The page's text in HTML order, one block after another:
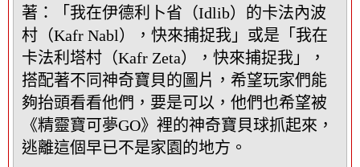
著：「我在伊德利卜省（Idlib）的卡法內波
村（Kafr Nabl），快來捕捉我」或是「我在
卡法利塔村（Kafr Zeta），快來捕捉我」，
搭配著不同神奇寶貝的圖片，希望玩家們能
夠抬頭看看他們，要是可以，他們也希望被
《精靈寶可夢GO》裡的神奇寶貝球抓起來，
逃離這個早已不是家園的地方。